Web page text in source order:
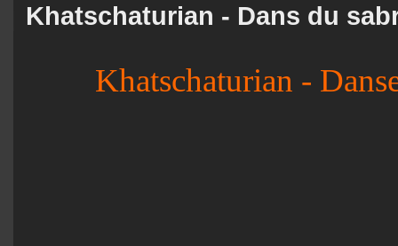
Khatschaturian - Dans du
Khatschaturian -